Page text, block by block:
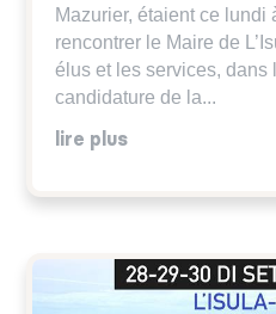
Mazurier, étaient ce lundi
rencontrer le Maire de
élus et les services, dans
candidature de la...
lire plus